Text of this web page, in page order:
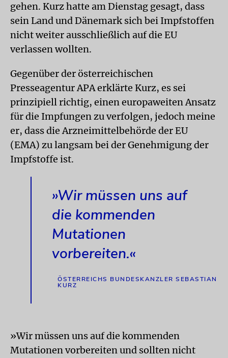
gehen. Kurz hatte am Dienstag gesagt, dass
sein Land und Dänemark sich bei Impfstoffen
nicht weiter ausschließlich auf die EU
verlassen wollten.
Gegenüber der österreichischen
Presseagentur APA erklärte Kurz, es sei
prinzipiell richtig, einen europaweiten Ansatz
für die Impfungen zu verfolgen, jedoch meine
er, dass die Arzneimittelbehörde der EU
(EMA) zu langsam bei der Genehmigung der
Impfstoffe ist.
»Wir müssen uns auf
die kommenden
Mutationen
vorbereiten.«
ÖSTERREICHS BUNDESKANZLER SEBASTIAN
KURZ
»Wir müssen uns auf die kommenden
Mutationen vorbereiten und sollten nicht